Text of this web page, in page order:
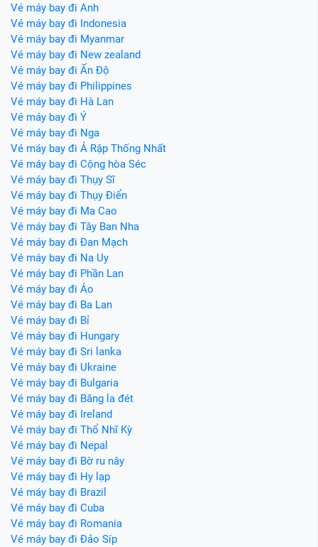
Vé máy bay đi Anh
Vé máy bay đi Indonesia
Vé máy bay đi Myanmar
Vé máy bay đi New zealand
Vé máy bay đi Ấn Độ
Vé máy bay đi Philippines
Vé máy bay đi Hà Lan
Vé máy bay đi Ý
Vé máy bay đi Nga
Vé máy bay đi Ả Rập Thống Nhất
Vé máy bay đi Cộng hòa Séc
Vé máy bay đi Thụy Sĩ
Vé máy bay đi Thụy Điển
Vé máy bay đi Ma Cao
Vé máy bay đi Tây Ban Nha
Vé máy bay đi Đan Mạch
Vé máy bay đi Na Uy
Vé máy bay đi Phần Lan
Vé máy bay đi Áo
Vé máy bay đi Ba Lan
Vé máy bay đi Bỉ
Vé máy bay đi Hungary
Vé máy bay đi Sri lanka
Vé máy bay đi Ukraine
Vé máy bay đi Bulgaria
Vé máy bay đi Băng la đét
Vé máy bay đi Ireland
Vé máy bay đi Thổ Nhĩ Kỳ
Vé máy bay đi Nepal
Vé máy bay đi Bờ ru nây
Vé máy bay đi Hy lạp
Vé máy bay đi Brazil
Vé máy bay đi Cuba
Vé máy bay đi Romania
Vé máy bay đi Đảo Síp